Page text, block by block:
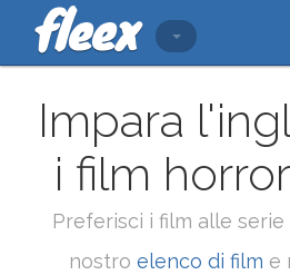
Impara
i film
Preferisci i film alle serie
nostro elenco di film e